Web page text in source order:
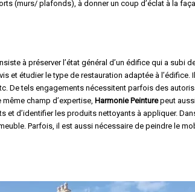
(murs/ plafonds), à donner un coup d’éclat à la
à préserver l’état général d’un édifice qui a subi
et étudier le type de restauration adaptée à
De tels engagements nécessitent parfois des
champ d’expertise, Harmonie Peinturepeut
et d’identifier les produits nettoyants à appliquer.
Parfois, il est aussi nécessaire de peindre le